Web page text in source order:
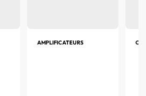
AMPLIFICATEURS